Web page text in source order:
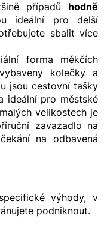
případů hodně
ideální pro delší
sbalit více
forma měkčích
kolečky a
jsou cestovní tašky
ideální pro městské
velikostech je
zavazadlo na
na odbavená
výhody, v
podniknout.